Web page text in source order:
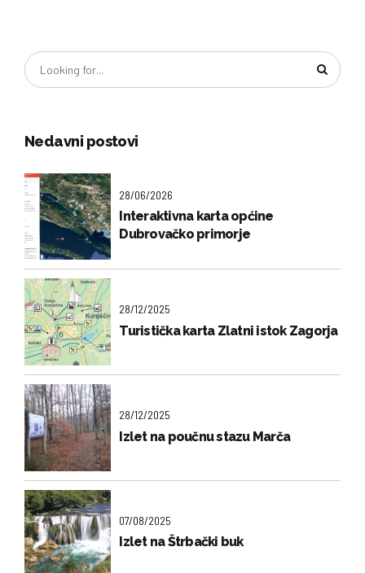
Nedavni postovi
28/06/2026
Interaktivna karta općine
Dubrovačko primorje
28/12/2025
Turistička karta Zlatni istok Zagorja
28/12/2025
Izlet na poučnu stazu Marča
07/08/2025
Izlet na Štrbački buk